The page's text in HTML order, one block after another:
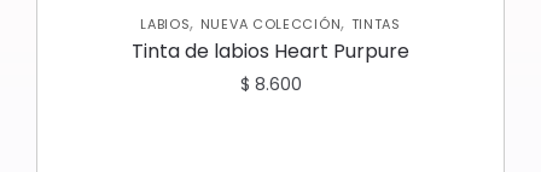
LABIOS, NUEVA COLECCIÓN, TINTAS
Tinta de labios Heart Purpure
$ 8.600